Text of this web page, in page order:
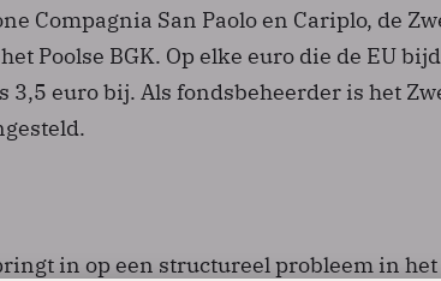
Compagnia San Paolo en Cariplo, de
Poolse BGK. Op elke euro die de EU
euro bij. Als fondsbeheerder is het
in op een structureel probleem in het